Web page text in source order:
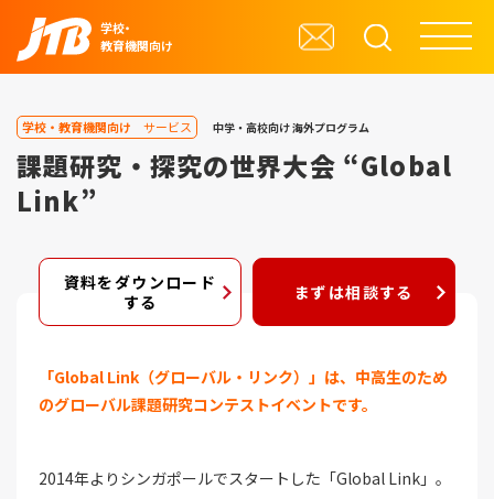
学校・
教育機関向け
学校・教育機関向け サービス 中学・高校向け海外プログラム
課題研究・探究の世界大会 “Global
Link”
資料をダウンロード
する
まずは相談する
「Global Link（グローバル・リンク）」は、中高生のため
のグローバル課題研究コンテストイベントです。
2014年よりシンガポールでスタートした「Global Link」。